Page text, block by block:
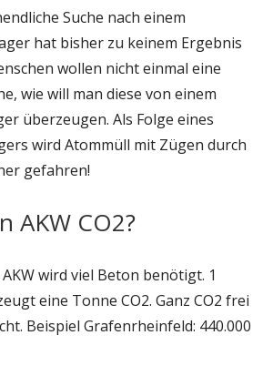
Suche nach einem
hat bisher zu keinem Ergebnis
wollen nicht einmal eine
wie will man diese von einem
überzeugen. Als Folge eines
wird Atommüll mit Zügen durch
gefahren!
AKW CO2?
wird viel Beton benötigt. 1
eine Tonne CO2. Ganz CO2 frei
Beispiel Grafenrheinfeld: 440.000